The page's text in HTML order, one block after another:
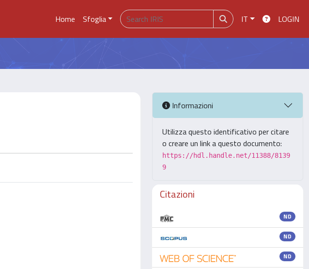
Home Sfoglia IT LOGIN
Informazioni
Utilizza questo identificativo per citare
o creare un link a questo documento:
https://hdl.handle.net/11388/8139
9
Citazioni
ND
ND
ND